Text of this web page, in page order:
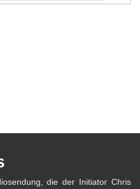
die der Initiator Chris